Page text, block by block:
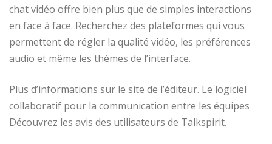
chat vidéo offre bien plus que de simples interactions
en face à face. Recherchez des plateformes qui vous
permettent de régler la qualité vidéo, les préférences
audio et même les thèmes de l’interface.
Plus d’informations sur le site de l’éditeur. Le logiciel
collaboratif pour la communication entre les équipes
Découvrez les avis des utilisateurs de Talkspirit.